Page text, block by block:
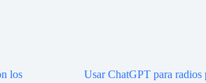
los
Usar ChatGPT para radios